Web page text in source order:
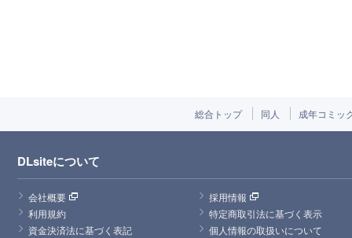
総合トップ 同人 成年コミッ
DLsiteについて
会社概要
採用情報
利用規約
特定商取引法に基づく表示
資金決済法に基づく表記
個人情報の取扱いについて